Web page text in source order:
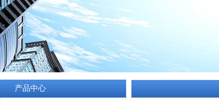
产品中心